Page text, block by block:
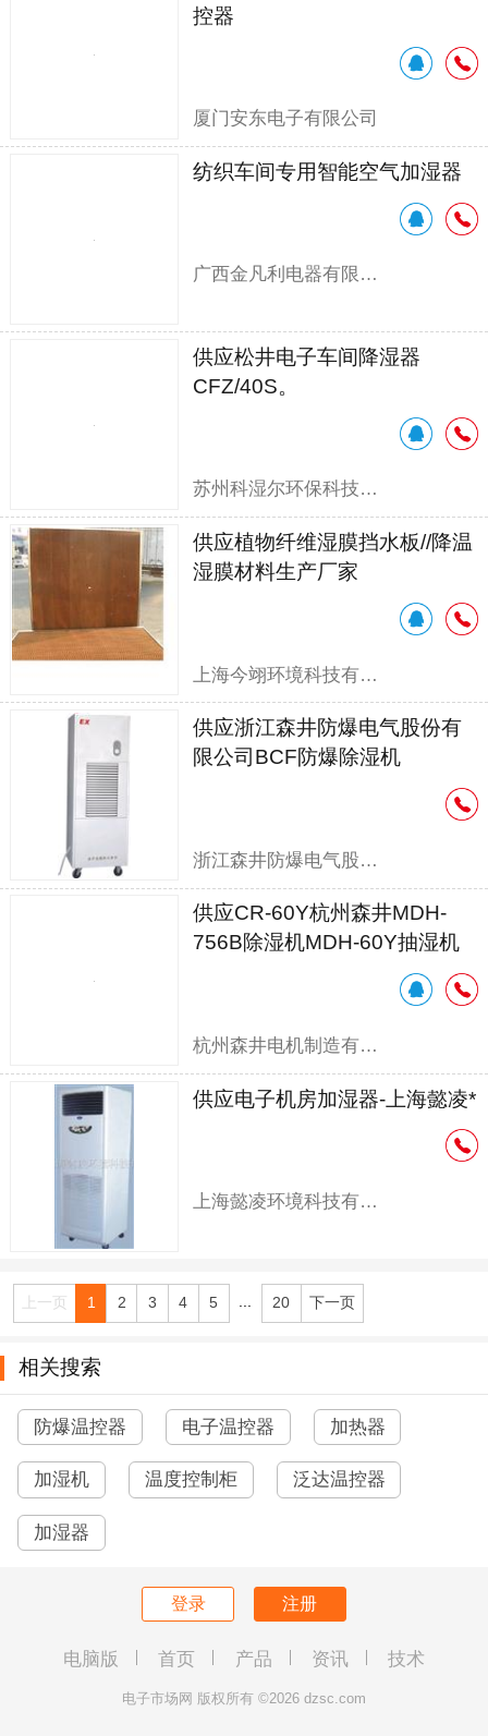
控器
厦门安东电子有限公司
纺织车间专用智能空气加湿器
广西金凡利电器有限公司
供应松井电子车间降湿器
CFZ/40S。
苏州科湿尔环保科技有限公司
供应植物纤维湿膜挡水板//降温
湿膜材料生产厂家
上海今翊环境科技有限公司
供应浙江森井防爆电气股份有
限公司BCF防爆除湿机
浙江森井防爆电气股份有限公司
供应CR-60Y杭州森井MDH-
756B除湿机MDH-60Y抽湿机
杭州森井电机制造有限公司
供应电子机房加湿器-上海懿凌*
上海懿凌环境科技有限公司
上一页 1 2 3 4 5 ... 20 下一页
相关搜索
防爆温控器 电子温控器 加热器
加湿机 温度控制柜 泛达温控器
加湿器
登录 注册
电脑版 首页 产品 资讯 技术
电子市场网 版权所有 ©2026 dzsc.com